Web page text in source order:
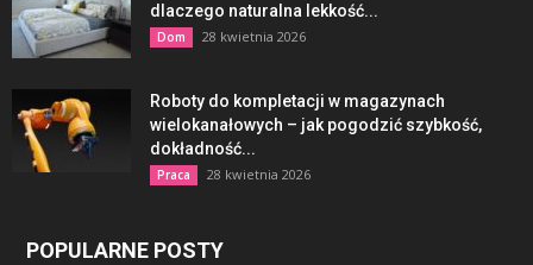
dlaczego naturalna lekkość...
Dom 28 kwietnia 2026
Roboty do kompletacji w magazynach
wielokanałowych – jak pogodzić szybkość,
dokładność...
Praca 28 kwietnia 2026
POPULARNE POSTY